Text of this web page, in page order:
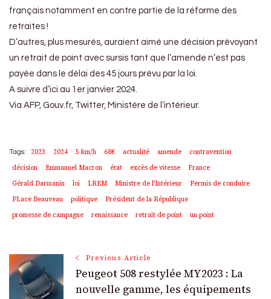
français notamment en contre partie de la réforme des
retraites !
D’autres, plus mesurés, auraient aimé une décision prévoyant
un retrait de point avec sursis tant que l’amende n’est pas
payée dans le délai des 45 jours prévu par la loi.
A suivre d’ici au 1er janvier 2024.
Via AFP, Gouv.fr, Twitter, Ministère de l’intérieur.
Tags: 2023 2024 5 km/h 68€ actualité amende
contravention
décision
Emmanuel Macron état excès de vitesse
France
Gérald Darmanin
loi LREM Ministre de l'Intérieur
Permis de conduire
PLace Beauveau
politique
Président de la République
promesse de campagne
renaissance retrait de point un point
Post
Previous Article
Peugeot 508 restylée MY2023 : La
nouvelle gamme, les équipements